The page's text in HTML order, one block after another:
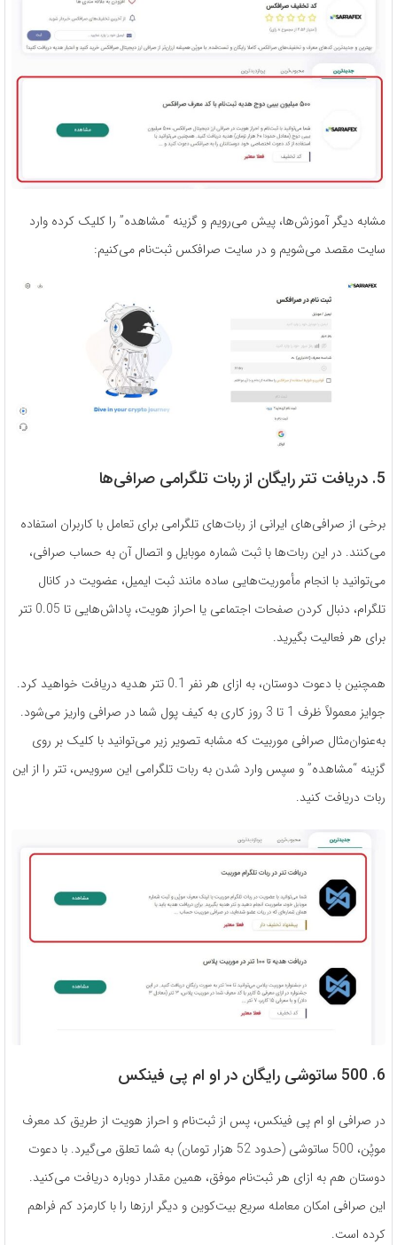
مشابه دیگر آموزش‌ها، پیش می‌رویم و گزینه “مشاهده” را کلیک کرده وارد
سایت مقصد می‌شویم و در سایت صرافکس ثبت‌نام می‌کنیم:
5. دریافت تتر رایگان از ربات تلگرامی صرافی‌ها
برخی از صرافی‌های ایرانی از ربات‌های تلگرامی برای تعامل با کاربران استفاده
می‌کنند. در این ربات‌ها با ثبت شماره موبایل و اتصال آن به حساب صرافی،
می‌توانید با انجام مأموریت‌هایی ساده مانند ثبت ایمیل، عضویت در کانال
تلگرام، دنبال کردن صفحات اجتماعی یا احراز هویت، پاداش‌هایی تا 0.05 تتر
برای هر فعالیت بگیرید.
همچنین با دعوت دوستان، به ازای هر نفر 0.1 تتر هدیه دریافت خواهید کرد.
جوایز معمولاً ظرف 1 تا 3 روز کاری به کیف پول شما در صرافی واریز می‌شود.
به‌عنوان‌مثال صرافی موربیت که مشابه تصویر زیر می‌توانید با کلیک بر روی
گزینه “مشاهده” و سپس وارد شدن به ربات تلگرامی این سرویس، تتر را از این
ربات دریافت کنید.
6. 500 ساتوشی رایگان در او ام پی فینکس
در صرافی او ام پی فینکس، پس از ثبت‌نام و احراز هویت از طریق کد معرف
موپُن، 500 ساتوشی (حدود 52 هزار تومان) به شما تعلق می‌گیرد. با دعوت
دوستان هم به ازای هر ثبت‌نام موفق، همین مقدار دوباره دریافت می‌کنید.
این صرافی امکان معامله سریع بیت‌کوین و دیگر ارزها را با کارمزد کم فراهم
کرده است.